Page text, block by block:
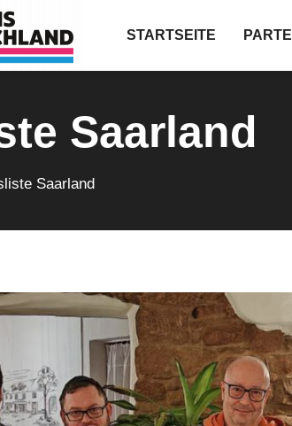
STARTSEITE PARTEI
Saarland
Saarland